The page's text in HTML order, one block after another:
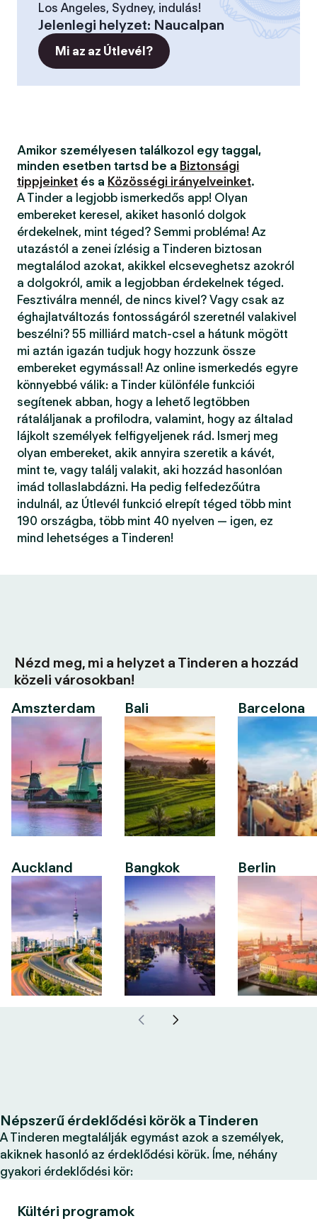
Los Angeles, Sydney, indulás!
Jelenlegi helyzet: Naucalpan
Mi az az Útlevél?
Amikor személyesen találkozol egy taggal,
minden esetben tartsd be a Biztonsági
tippjeinket és a Közösségi irányelveinket.
A Tinder a legjobb ismerkedős app! Olyan
embereket keresel, akiket hasonló dolgok
érdekelnek, mint téged? Semmi probléma! Az
utazástól a zenei ízlésig a Tinderen biztosan
megtalálod azokat, akikkel elcseveghetsz azokról
a dolgokról, amik a legjobban érdekelnek téged.
Fesztiválra mennél, de nincs kivel? Vagy csak az
éghajlatváltozás fontosságáról szeretnél valakivel
beszélni? 55 milliárd match-csel a hátunk mögött
mi aztán igazán tudjuk hogy hozzunk össze
embereket egymással! Az online ismerkedés egyre
könnyebbé válik: a Tinder különféle funkciói
segítenek abban, hogy a lehető legtöbben
rátaláljanak a profilodra, valamint, hogy az általad
lájkolt személyek felfigyeljenek rád. Ismerj meg
olyan embereket, akik annyira szeretik a kávét,
mint te, vagy találj valakit, aki hozzád hasonlóan
imád tollaslabdázni. Ha pedig felfedezőútra
indulnál, az Útlevél funkció elrepít téged több mint
190 országba, több mint 40 nyelven — igen, ez
mind lehetséges a Tinderen!
Nézd meg, mi a helyzet a Tinderen a hozzád
közeli városokban!
Amszterdam
Auckland
Bali
Bangkok
Barcelona
Berlin
Népszerű érdeklődési körök a Tinderen
A Tinderen megtalálják egymást azok a személyek,
akiknek hasonló az érdeklődési körük. Íme, néhány
gyakori érdeklődési kör:
Kültéri programok